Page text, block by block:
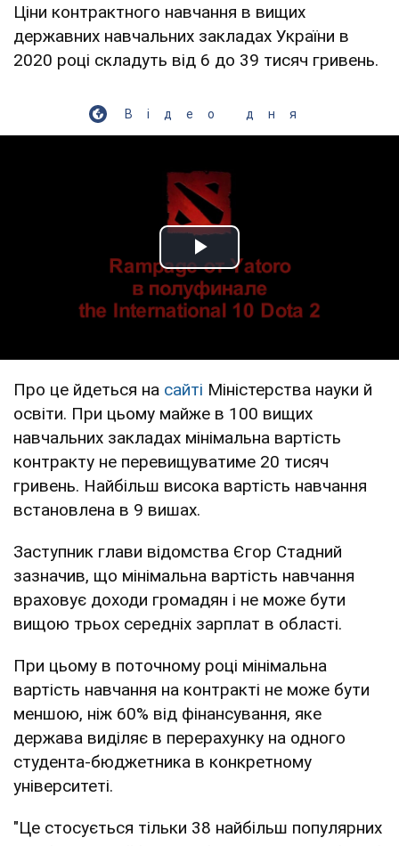
Ціни контрактного навчання в вищих
державних навчальних закладах України в
2020 році складуть від 6 до 39 тисяч гривень.
Відео дня
Play Video
Про це йдеться на сайті Міністерства науки й
освіти. При цьому майже в 100 вищих
навчальних закладах мінімальна вартість
контракту не перевищуватиме 20 тисяч
гривень. Найбільш висока вартість навчання
встановлена в 9 вишах.
Заступник глави відомства Єгор Стадний
зазначив, що мінімальна вартість навчання
враховує доходи громадян і не може бути
вищою трьох середніх зарплат в області.
При цьому в поточному році мінімальна
вартість навчання на контракті не може бути
меншою, ніж 60% від фінансування, яке
держава виділяє в перерахунку на одного
студента-бюджетника в конкретному
університеті.
"Це стосується тільки 38 найбільш популярних